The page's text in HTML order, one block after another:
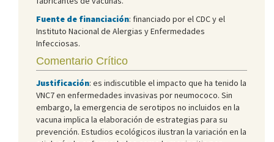
Fuente de financiación: financiado por el CDC y el
Instituto Nacional de Alergias y Enfermedades
Infecciosas.
Comentario Crítico
Justificación: es indiscutible el impacto que ha tenido la
VNC7 en enfermedades invasivas por neumococo. Sin
embargo, la emergencia de serotipos no incluidos en la
vacuna implica la elaboración de estrategias para su
prevención. Estudios ecológicos ilustran la variación en la